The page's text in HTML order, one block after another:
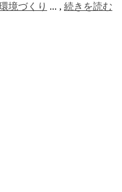
境づくり ... , 続きを読む